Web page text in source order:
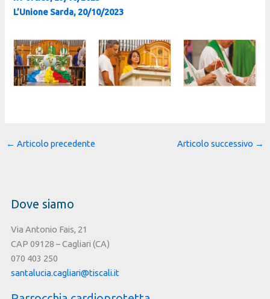
L’Unione Sarda, 20/10/2023
← Articolo precedente Articolo successivo →
Dove siamo
Via Antonio Fais, 21
CAP 09128 – Cagliari (CA)
070 403 250
santalucia.cagliari@tiscali.it